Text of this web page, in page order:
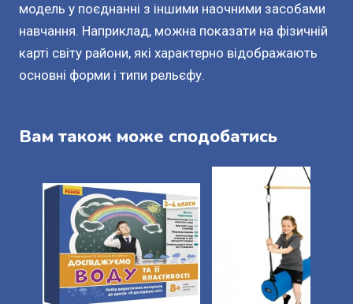
модель у поєднанні з іншими наочними засобами
навчання. Наприклад, можна показати на фізичній
карті світу райони, які характерно відображають
основні форми і типи рельєфу.
Вам також може сподобатись